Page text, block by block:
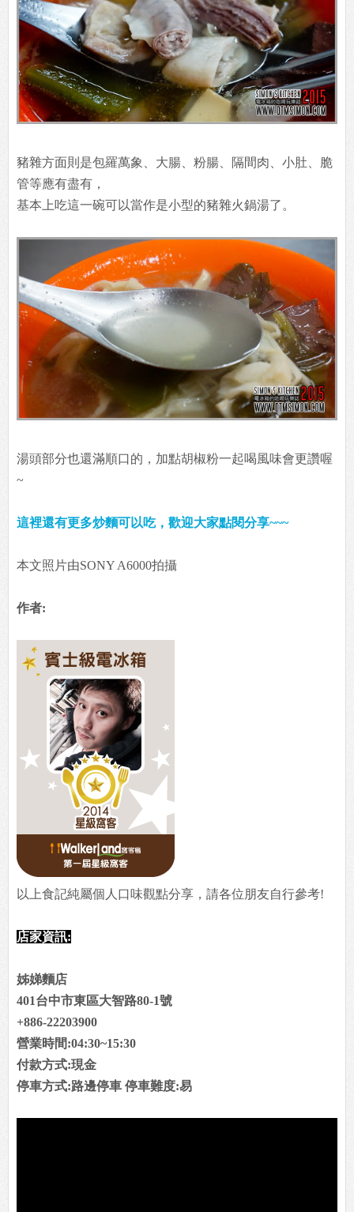
豬雜方面則是包羅萬象、大腸、粉腸、隔間肉、小肚、脆
管等應有盡有，
基本上吃這一碗可以當作是小型的豬雜火鍋湯了。
湯頭部分也還滿順口的，加點胡椒粉一起喝風味會更讚喔
~
這裡還有更多炒麵可以吃，歡迎大家點閱分享~~~
本文照片由SONY A6000拍攝
作者:
以上食記純屬個人口味觀點分享，請各位朋友自行參考!
店家資訊:
姊娣麵店
401台中市東區大智路80-1號
+886-22203900
營業時間:04:30~15:30
付款方式:現金
停車方式:路邊停車 停車難度:易